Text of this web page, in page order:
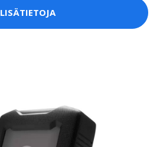
LISÄTIETOJA